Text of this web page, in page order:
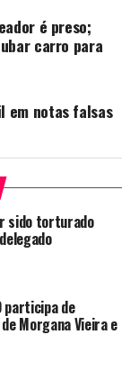
é preso;
carro para
em notas falsas
sido torturado
participa de
Morgana Vieira e